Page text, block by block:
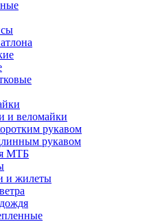
и веломайки
рукавом
рукавом
МТБ
и жилеты